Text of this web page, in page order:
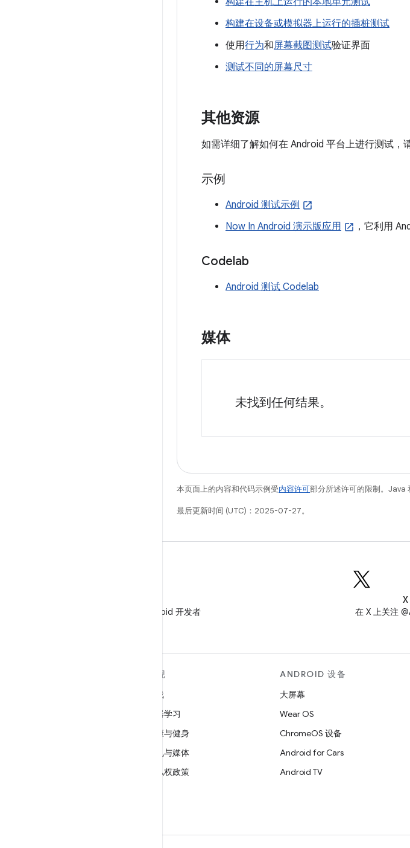
构建在设备或模拟器上运行的插桩测试
使用行为和屏幕截图测试验证界面
测试不同的屏幕尺寸
其他资源
如需详细了解如何在 Android 平台上进行测试，
示例
Android 测试示例
Now In Android 演示版应用
，它利用
Codelab
Android 测试 Codelab
媒体
未找到任何结果。
本页面上的内容和代码示例受内容许可部分所述许可的限制。Java
最后更新时间 (UTC)：2025-07-27。
在微信中关注 Android 开发者
X
在 X 上关注
发现
游戏
机器学习
健康与健身
相机与媒体
隐私权政策
ANDROID 设备
大屏幕
Wear OS
ChromeOS 设备
Android for Cars
Android TV